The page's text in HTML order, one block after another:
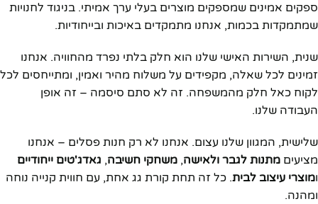
ספקים אמינים שמספקים מוצרים בעלי ערך אמיתי. בניגוד לחנויות
שמתמקדות בכמות, אנחנו מתמקדים באיכות ובייחודיות.
שנית, השירות האישי שלנו הוא חלק בלתי נפרד מהחוויה. אנחנו
זמינים לכל שאלה, מקפידים על משלוח מהיר ואמין, ומתייחסים לכל
לקוח כאל חלק מהמשפחה. זה לא סתם סיסמה – זה אופן
העבודה שלנו.
שלישית, המגוון שלנו עצום. אנחנו לא רק חנות פסלים – אנחנו
מציעים מתנות לגבר ולאישה, משחקי חשיבה, גאדג'טים ייחודיים
ומוצרי עיצוב לבית. כל זה תחת קורת גג אחת, עם חווית קנייה נוחה
ומהנה.